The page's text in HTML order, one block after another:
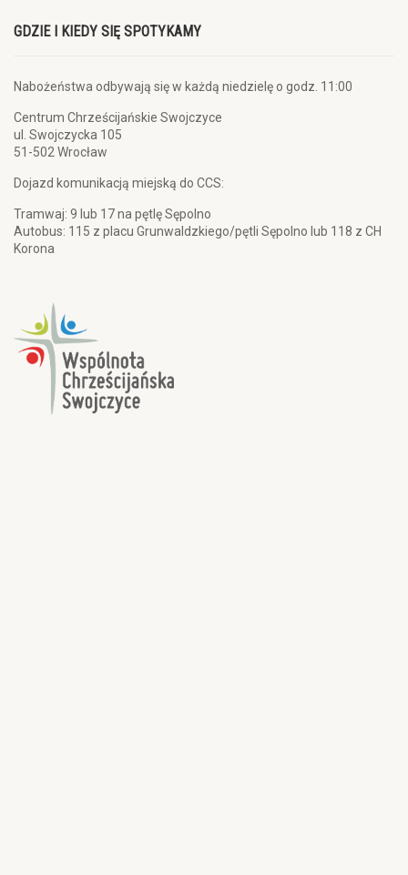
GDZIE I KIEDY SIĘ SPOTYKAMY
Nabożeństwa odbywają się w każdą niedzielę o godz. 11:00
Centrum Chrześcijańskie Swojczyce
ul. Swojczycka 105
51-502 Wrocław
Dojazd komunikacją miejską do CCS:
Tramwaj: 9 lub 17 na pętlę Sępolno
Autobus: 115 z placu Grunwaldzkiego/pętli Sępolno lub 118 z CH
Korona